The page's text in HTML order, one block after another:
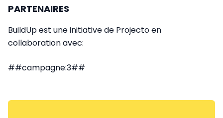
PARTENAIRES
BuildUp est une initiative de Projecto en
collaboration avec:
##campagne:3##